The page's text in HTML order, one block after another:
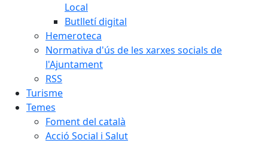
Local
Butlletí digital
Hemeroteca
Normativa d'ús de les xarxes socials de
l'Ajuntament
RSS
Turisme
Temes
Foment del català
Acció Social i Salut